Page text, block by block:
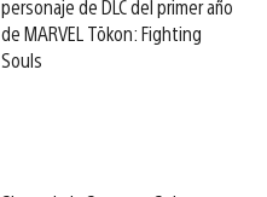
personaje de DLC del primer año
de MARVEL Tōkon: Fighting
Souls